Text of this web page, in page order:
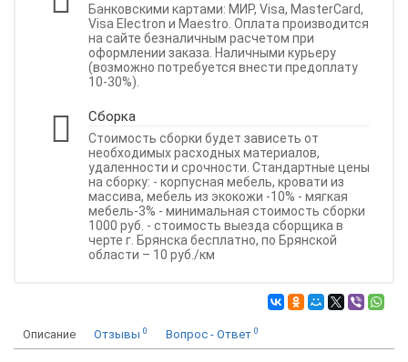
Банковскими картами: МИР, Visa, MasterCard,
Visa Electron и Maestro. Оплата производится
на сайте безналичным расчетом при
оформлении заказа. Наличными курьеру
(возможно потребуется внести предоплату
10-30%).
Сборка
Стоимость сборки будет зависеть от
необходимых расходных материалов,
удаленности и срочности. Стандартные цены
на сборку: - корпусная мебель, кровати из
массива, мебель из экокожи -10% - мягкая
мебель-3% - минимальная стоимость сборки
1000 руб. - стоимость выезда сборщика в
черте г. Брянска бесплатно, по Брянской
области – 10 руб./км
Описание Отзывы 0 Вопрос - Ответ 0